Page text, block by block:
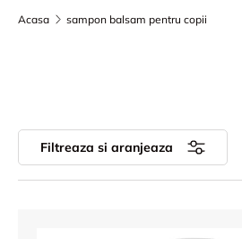
Acasa sampon balsam pentru copii
Filtreaza si aranjeaza